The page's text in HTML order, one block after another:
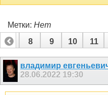
Метки: Нет
7
8 9 10 11
владимир
28.06.2022 19:30